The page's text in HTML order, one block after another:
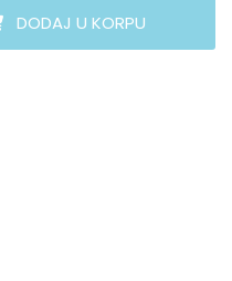
DODAJ U KORPU